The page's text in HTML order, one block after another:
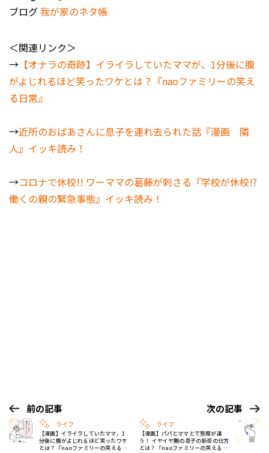
ブログ我が家のネタ帳
＜関連リンク＞
→ 【オナラの奇跡】イライラしていたママが、1分後に腹
がよじれるほど笑ったワケとは？『naoファミリーの笑え
る日常』
→近所のおばあさんに息子を連れ去られた話『漫画 隣
人』イッキ読み！
→コロナで休校!! ワーママの葛藤が刺さる『学校が休校!?
働くの親の緊急事態』イッキ読み！
前の記事
ライフ
【漫画】イライラしていたママ、1
分後に腹がよじれるほど笑ったワケ
とは？『naoファミリーの笑える日
次の記事
ライフ
【漫画】パパとママとで態度が違
う！ イヤイヤ期の息子の拒否の仕方
とは？『naoファミリーの笑える日